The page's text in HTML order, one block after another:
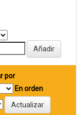
por
En orden